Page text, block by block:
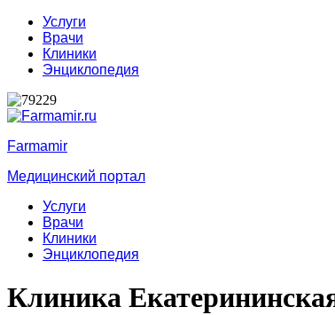
Услуги
Врачи
Клиники
Энциклопедия
Farmamir
Медицинский портал
Услуги
Врачи
Клиники
Энциклопедия
Клиника